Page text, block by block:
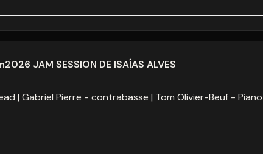
JAM SESSION DE ISAÍAS ALVES
Gabriel Pierre - contrabasse
Tom Olivier-Beuf - Piano